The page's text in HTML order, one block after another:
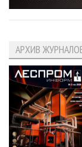
АРХИВ